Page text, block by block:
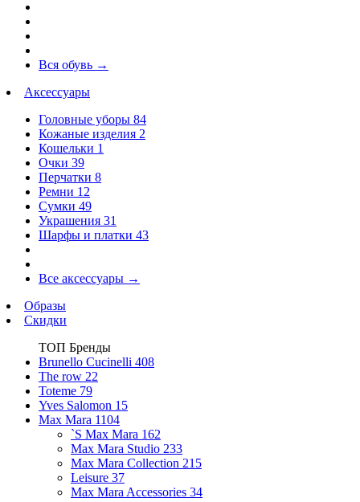
Вся обувь →
Аксессуары
Головные уборы 84
Кожаные изделия 2
Кошельки 1
Очки 39
Перчатки 8
Ремни 12
Сумки 49
Украшения 31
Шарфы и платки 43
Все аксессуары →
Образы
Скидки
ТОП Бренды
Brunello Cucinelli 408
The row 22
Toteme 79
Yves Salomon 15
Max Mara 1104
`S Max Mara 162
Max Mara Studio 233
Max Mara Collection 215
Leisure 37
Max Mara Accessories 34